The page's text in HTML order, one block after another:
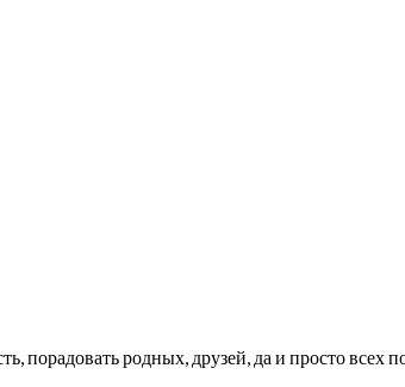
порадовать родных, друзей, да и просто всех